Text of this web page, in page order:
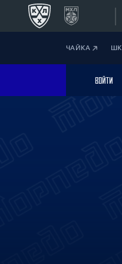
ЧАЙКА
ВОЙТИ